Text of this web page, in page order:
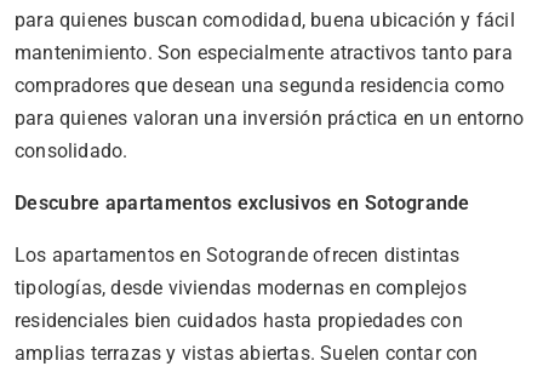
para quienes buscan comodidad, buena ubicación y fácil
mantenimiento. Son especialmente atractivos tanto para
compradores que desean una segunda residencia como
para quienes valoran una inversión práctica en un entorno
consolidado.
Descubre apartamentos exclusivos en Sotogrande
Los apartamentos en Sotogrande ofrecen distintas
tipologías, desde viviendas modernas en complejos
residenciales bien cuidados hasta propiedades con
amplias terrazas y vistas abiertas. Suelen contar con